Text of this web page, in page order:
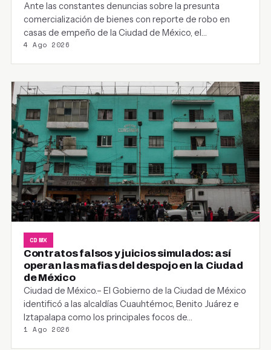
Ante las constantes denuncias sobre la presunta
comercialización de bienes con reporte de robo en
casas de empeño de la Ciudad de México, el…
4 Ago 2026
CDMX
Contratos falsos y juicios simulados: así
operan las mafias del despojo en la Ciudad
de México
Ciudad de México.– El Gobierno de la Ciudad de México
identificó a las alcaldías Cuauhtémoc, Benito Juárez e
Iztapalapa como los principales focos de…
1 Ago 2026